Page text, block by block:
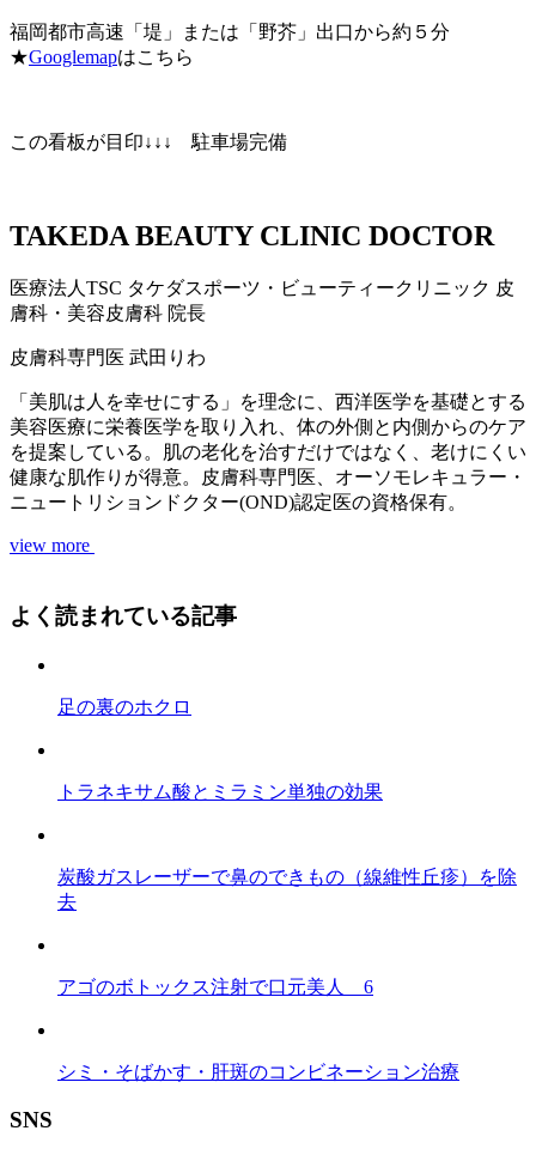
福岡都市高速「堤」または「野芥」出口から約５分
★Googlemapはこちら
この看板が目印↓↓↓ 駐車場完備
TAKEDA BEAUTY CLINIC DOCTOR
医療法人TSC タケダスポーツ・ビューティークリニック 皮
膚科・美容皮膚科 院長
皮膚科専門医 武田りわ
「美肌は人を幸せにする」を理念に、西洋医学を基礎とする
美容医療に栄養医学を取り入れ、体の外側と内側からのケア
を提案している。肌の老化を治すだけではなく、老けにくい
健康な肌作りが得意。皮膚科専門医、オーソモレキュラー・
ニュートリションドクター(OND)認定医の資格保有。
view more
よく読まれている記事
足の裏のホクロ
トラネキサム酸とミラミン単独の効果
炭酸ガスレーザーで鼻のできもの（線維性丘疹）を除
去
アゴのボトックス注射で口元美人 6
シミ・そばかす・肝斑のコンビネーション治療
SNS